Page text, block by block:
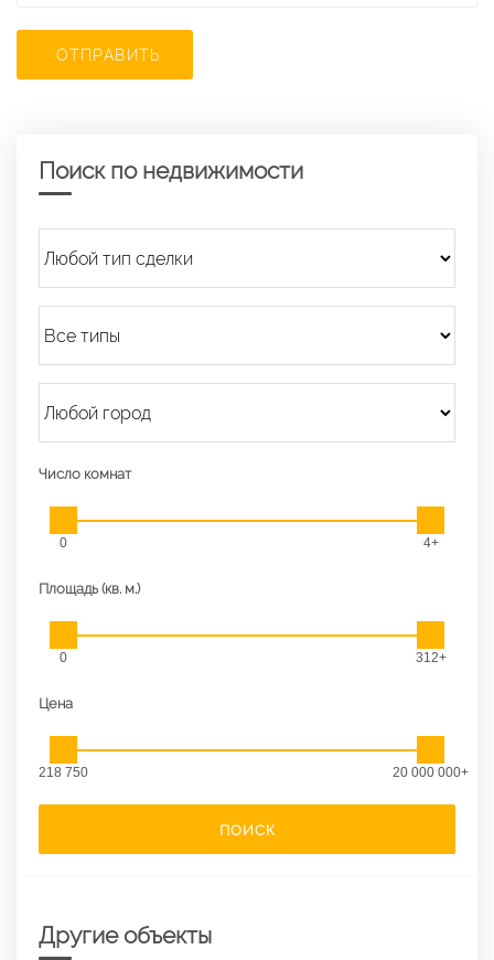
ОТПРАВИТЬ
Поиск по недвижимости
Число комнат
0 4+
Площадь (кв. м.)
0 312+
Цена
218 750 20 000 000+
ПОИСК
Другие объекты